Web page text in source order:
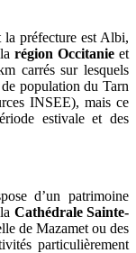
la préfecture est Albi,
région Occitanieet
carrés sur lesquels
population du Tarn
INSEE), mais ce
estivale et des
d’un patrimoine
Cathédrale Sainte-
de Mazamet ou des
particulièrement